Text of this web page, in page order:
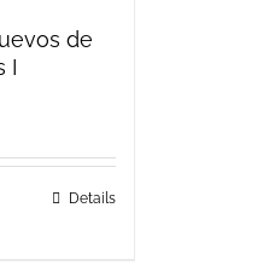
de
I
Details